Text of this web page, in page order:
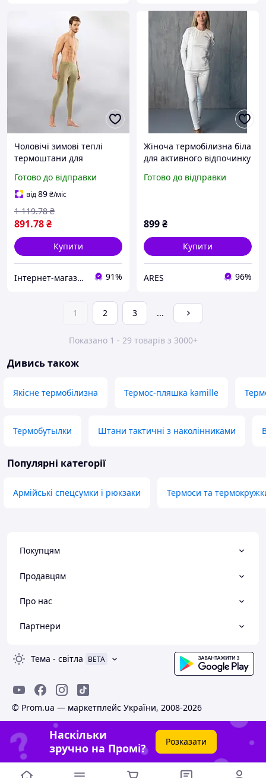
Чоловічі зимові теплі
термоштани для
армійська термобілизна з
поліспандексу бежеве
розмір 2XL ALLe533
Готово до відправки
від89₴/міс
891.78₴
1 119.78 ₴
Купити
Інтернет-магазин Allegoriya 91%
Жіноча термобілизна біла
для активного відпочинку
(антиалергенна тканина)
Готово до відправки
899₴
Купити
ARES 96%
1 2 3 ...
Показано 1 - 29 товарів з 3000+
Дивись також
Якісне термобілизна Термос-пляшка kamille
Термобутылки Штани тактичні з наколінниками
Популярні категорії
Армійські спецсумки і рюкзаки Термоси та
Покупцям
Продавцям
Про нас
Партнери
Тема - світла BETA
© Prom.ua — маркетплейс України, 2008-2026
Наскільки
зручно на Промі?
Розказати